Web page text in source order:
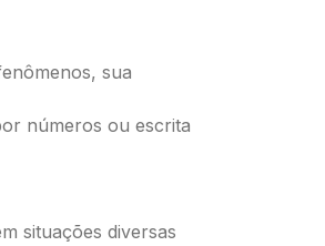
sua
números ou escrita
situações diversas